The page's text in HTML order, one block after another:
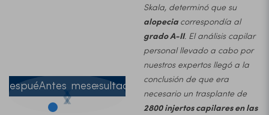
despuésAntes3 mesesResultado
❮
❯
Skala, determinó que su
alopecia correspondía al
grado A-II. El análisis capilar
personal llevado a cabo por
nuestros expertos llegó a la
conclusión de que era
necesario un trasplante de
2800 injertos capilares en las